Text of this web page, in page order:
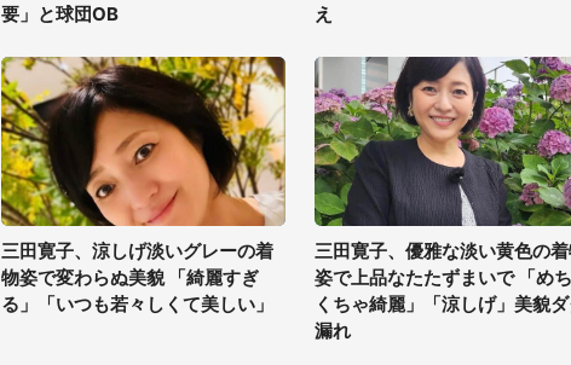
要」と球団OB
え
三田寛子、涼しげ淡いグレーの着
物姿で変わらぬ美貌 「綺麗すぎ
る」「いつも若々しくて美しい」
三田寛子、優雅な淡い黄色の
姿で上品なたたずまいで 「め
くちゃ綺麗」「涼しげ」美貌
漏れ